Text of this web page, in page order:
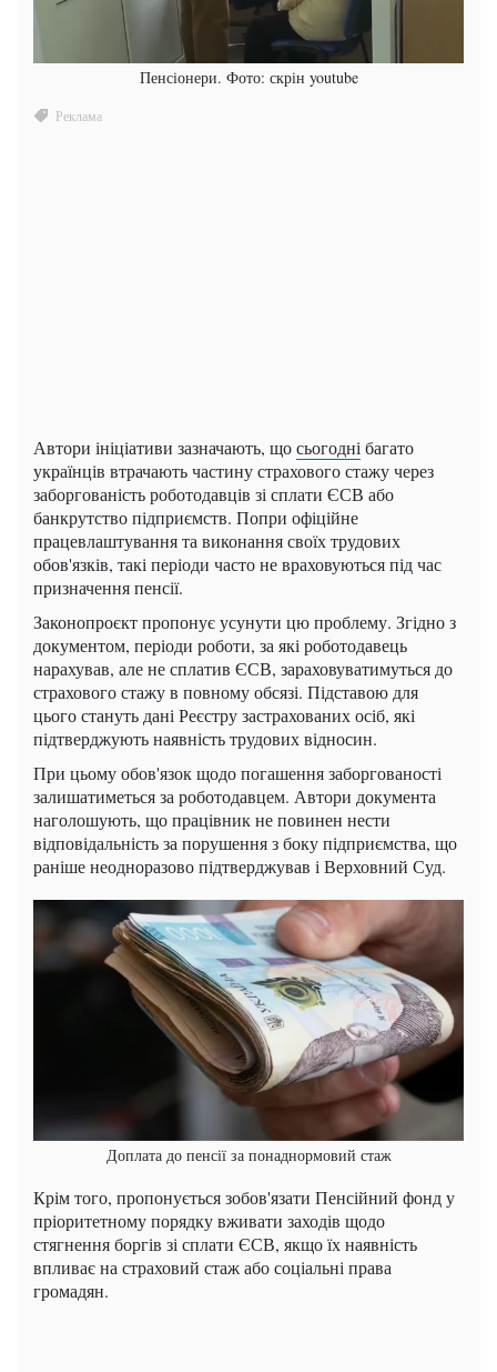
Пенсіонери. Фото: скрін youtube
Автори ініціативи зазначають, щосьогодні багато
українців втрачають частину страхового стажу через
заборгованість роботодавців зі сплати ЄСВ або
банкрутство підприємств. Попри офіційне
працевлаштування та виконання своїх трудових
обов'язків, такі періоди часто не враховуються під час
призначення пенсії.
Законопроєкт пропонує усунути цю проблему. Згідно з
документом, періоди роботи, за які роботодавець
нарахував, але не сплатив ЄСВ, зараховуватимуться до
страхового стажу в повному обсязі. Підставою для
цього стануть дані Реєстру застрахованих осіб, які
підтверджують наявність трудових відносин.
При цьому обов'язок щодо погашення заборгованості
залишатиметься за роботодавцем. Автори документа
наголошують, що працівник не повинен нести
відповідальність за порушення з боку підприємства, що
раніше неодноразово підтверджував і Верховний Суд.
Доплата до пенсії за понаднормовий стаж
Крім того, пропонується зобов'язати Пенсійний фонд у
пріоритетному порядку вживати заходів щодо
стягнення боргів зі сплати ЄСВ, якщо їх наявність
впливає на страховий стаж або соціальні права
громадян.